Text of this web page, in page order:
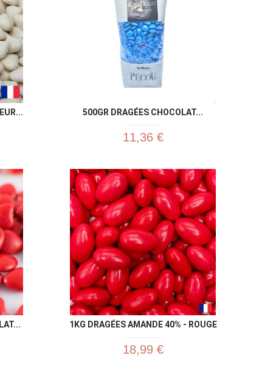
500GR DRAGÉES CHOCOLAT...
11,36 €
Aperçu rapide
1KG DRAGÉES AMANDE 40% - ROUGE
18,99 €